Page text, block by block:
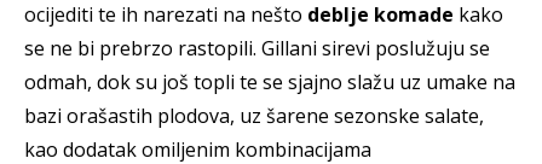
ocijediti te ih narezati na nešto deblje komade kako
se ne bi prebrzo rastopili. Gillani sirevi poslužuju se
odmah, dok su još topli te se sjajno slažu uz umake na
bazi orašastih plodova, uz šarene sezonske salate,
kao dodatak omiljenim kombinacijama